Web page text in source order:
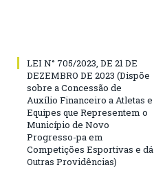
LEI N° 705/2023, DE 21 DE
DEZEMBRO DE 2023 (Dispõe
sobre a Concessão de
Auxílio Financeiro a Atletas e
Equipes que Representem o
Município de Novo
Progresso-pa em
Competições Esportivas e dá
Outras Providências)